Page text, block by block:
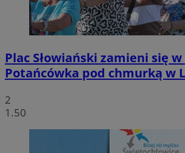
Plac Słowiański zamieni się
Potańcówka pod chmurką w
2
1.50